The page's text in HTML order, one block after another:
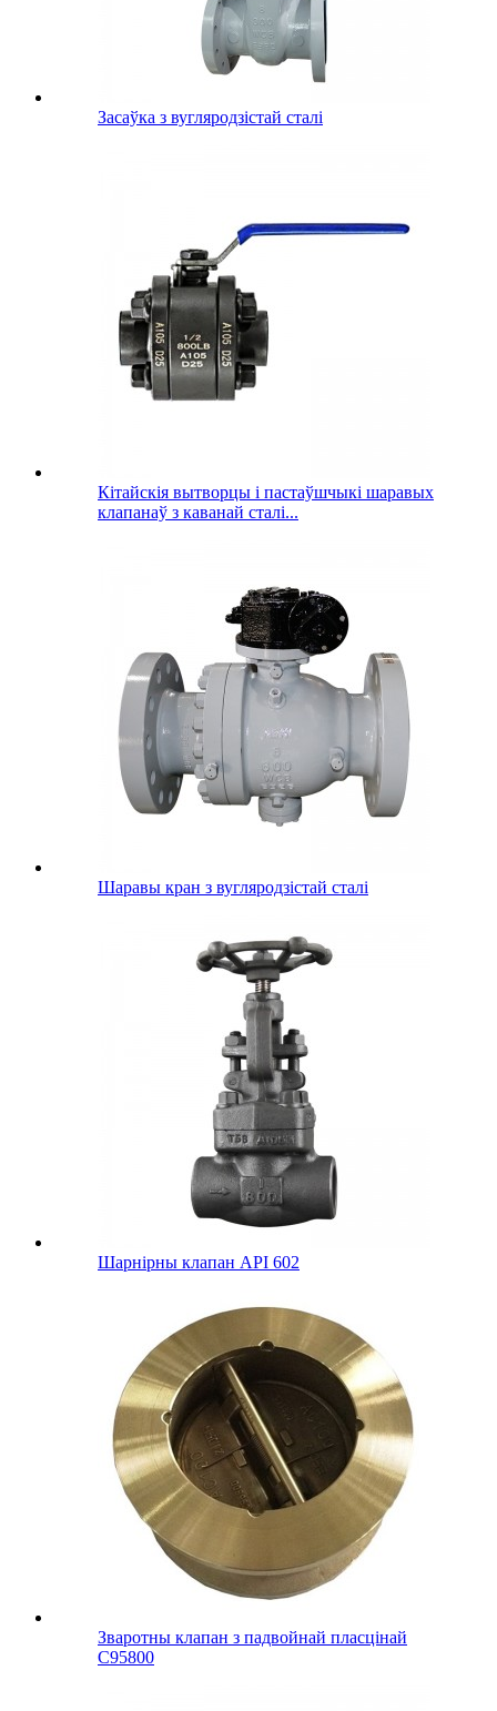
Засаўка з вугляродзістай сталі
Кітайскія вытворцы і пастаўшчыкі шаравых
клапанаў з каванай сталі...
Шаравы кран з вугляродзістай сталі
Шарнірны клапан API 602
Зваротны клапан з падвойнай пласцінай
C95800